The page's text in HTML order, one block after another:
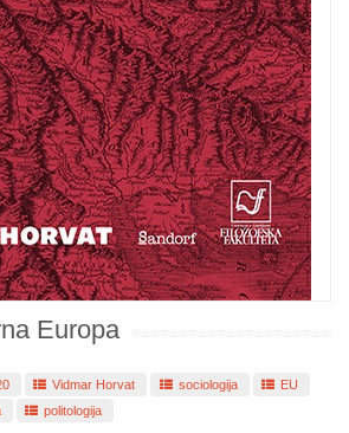
Europa
Vidmar Horvat sociologija
EU
politologija